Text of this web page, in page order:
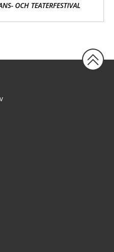
OCH TEATERFESTIVAL